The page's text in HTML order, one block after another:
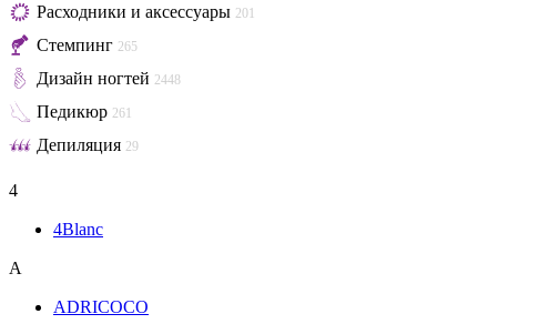
Расходники и аксессуары 201
Стемпинг 265
Дизайн ногтей 2448
Педикюр 261
Депиляция 29
4
4Blanc
A
ADRICOCO